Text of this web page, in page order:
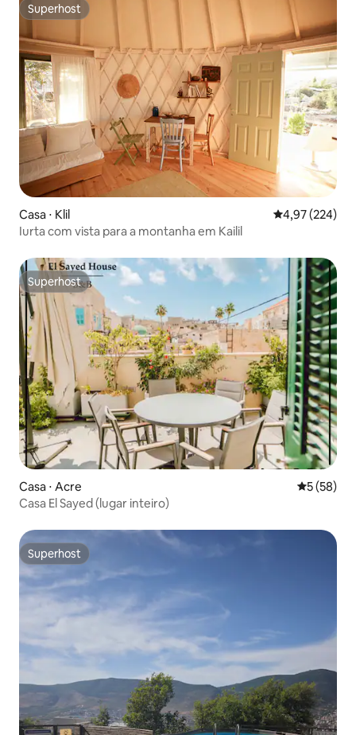
Superhost
Superhost
Casa ⋅ Klil 4,97 de uma
4,97 (224)
Iurta com vista para a montanha em Kailil
Superhost
Superhost
Casa ⋅ Acre 5 de uma
5 (58)
Casa El Sayed (lugar inteiro)
Superhost
Superhost